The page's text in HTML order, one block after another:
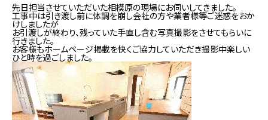
先日担当させていただいた相模原の現場にお伺いしてきました。
工事中は引き渡し前に体調を崩し会社の方や業者様等ご迷惑をおか
けしましたが
お引渡しが終わり、残っていた手直し含む写真撮影をさせてもらいに
行きました。
お客様もホームページ掲載を快くご協力していただき撮影中楽しい
ひと時を過ごしました。